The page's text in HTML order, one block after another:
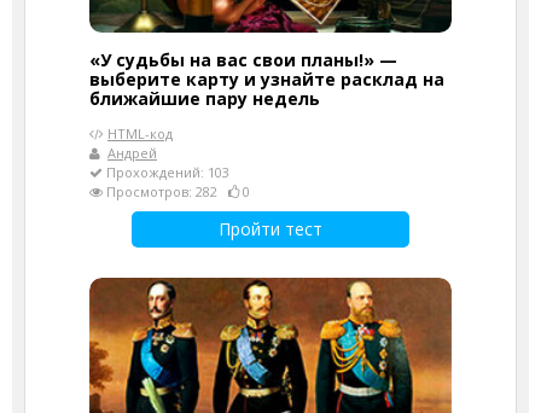
«У судьбы на вас свои планы!» —
выберите карту и узнайте расклад на
ближайшие пару недель
HTML-код
Андрей
Прохождений: 103
Просмотров: 282
0
Пройти тест